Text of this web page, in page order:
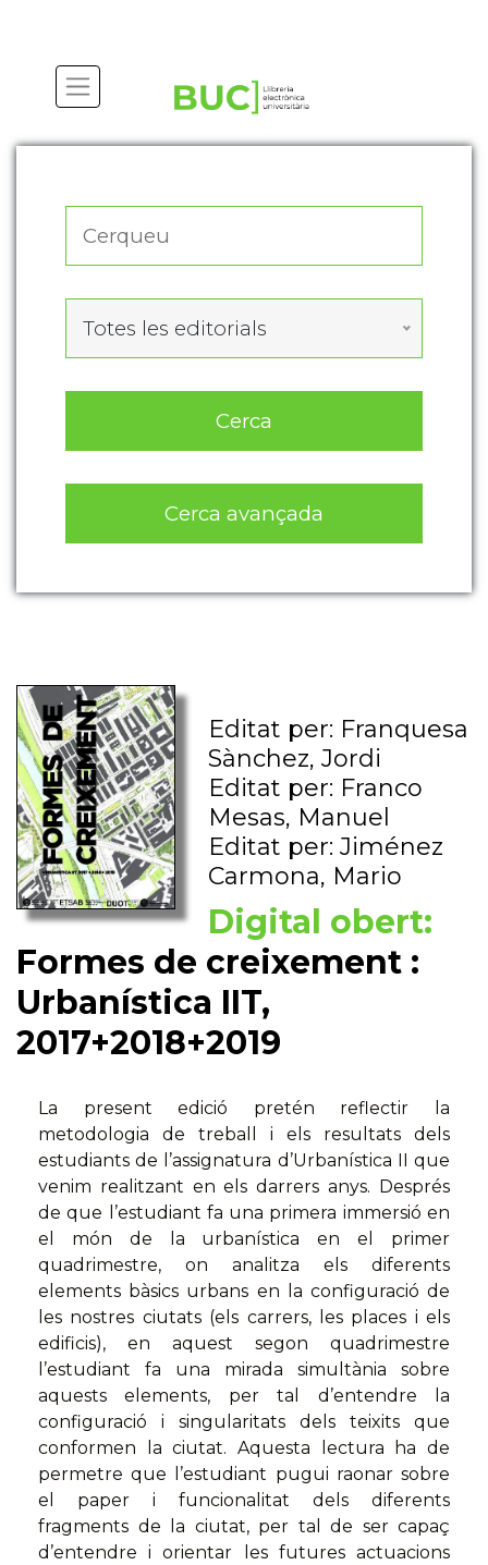
Totes les editorials
Cerca
Cerca avançada
Editat per: Franquesa
Sànchez, Jordi
Editat per: Franco
Mesas, Manuel
Editat per: Jiménez
Carmona, Mario
Digital obert:
Formes de creixement :
Urbanística IIT,
2017+2018+2019
La present edició pretén reflectir la
metodologia de treball i els resultats dels
estudiants de l’assignatura d’Urbanística II que
venim realitzant en els darrers anys. Després
de que l’estudiant fa una primera immersió en
el món de la urbanística en el primer
quadrimestre, on analitza els diferents
elements bàsics urbans en la configuració de
les nostres ciutats (els carrers, les places i els
edificis), en aquest segon quadrimestre
l’estudiant fa una mirada simultània sobre
aquests elements, per tal d’entendre la
configuració i singularitats dels teixits que
conformen la ciutat. Aquesta lectura ha de
permetre que l’estudiant pugui raonar sobre
el paper i funcionalitat dels diferents
fragments de la ciutat, per tal de ser capaç
d’entendre i orientar les futures actuacions